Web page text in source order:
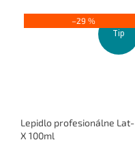
Tip
–29 %
Lepidlo profesionálne Lat-
X 100ml